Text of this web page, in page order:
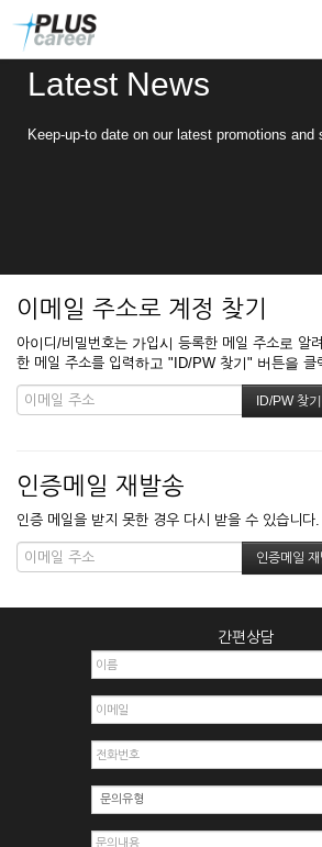
Latest News
Keep-up-to date on our latest promotions and
이메일 주소로 계정 찾기
아이디/비밀번호는 가입시 등록한 메일 주소로 알
한 메일 주소를 입력하고 "ID/PW 찾기" 버튼을 클
인증메일 재발송
인증 메일을 받지 못한 경우 다시 받을 수 있습니다.
간편상담